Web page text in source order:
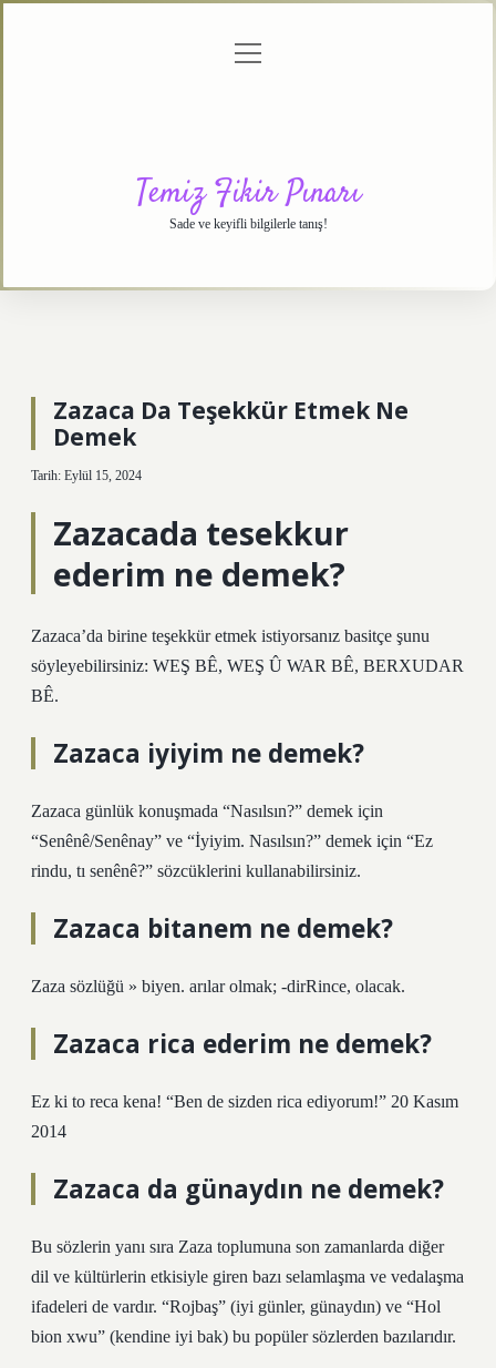
menüyü
Temiz Fikir Pınarı
Sade ve keyifli bilgilerle tanış!
Zazaca Da Teşekkür Etmek Ne
Demek
Tarih: Eylül 15, 2024
Zazacada tesekkur
ederim ne demek?
Zazaca’da birine teşekkür etmek istiyorsanız basitçe şunu
söyleyebilirsiniz: WEŞ BÊ, WEŞ Û WAR BÊ, BERXUDAR
BÊ.
Zazaca iyiyim ne demek?
Zazaca günlük konuşmada “Nasılsın?” demek için
“Senênê/Senênay” ve “İyiyim. Nasılsın?” demek için “Ez
rindu, tı senênê?” sözcüklerini kullanabilirsiniz.
Zazaca bitanem ne demek?
Zaza sözlüğü » biyen. arılar olmak; -dirRince, olacak.
Zazaca rica ederim ne demek?
Ez ki to reca kena! “Ben de sizden rica ediyorum!” 20 Kasım
2014
Zazaca da günaydın ne demek?
Bu sözlerin yanı sıra Zaza toplumuna son zamanlarda diğer
dil ve kültürlerin etkisiyle giren bazı selamlaşma ve vedalaşma
ifadeleri de vardır. “Rojbaş” (iyi günler, günaydın) ve “Hol
bion xwu” (kendine iyi bak) bu popüler sözlerden bazılarıdır.